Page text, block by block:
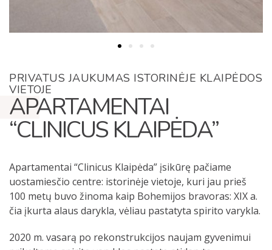
PRIVATUS JAUKUMAS ISTORINĖJE KLAIPĖDOS
VIETOJE
APARTAMENTAI
“CLINICUS KLAIPĖDA”
Apartamentai “Clinicus Klaipėda” įsikūrę pačiame
uostamiesčio centre: istorinėje vietoje, kuri jau prieš
100 metų buvo žinoma kaip Bohemijos bravoras: XIX a.
čia įkurta alaus darykla, vėliau pastatyta spirito varykla.
2020 m. vasarą po rekonstrukcijos naujam gyvenimui